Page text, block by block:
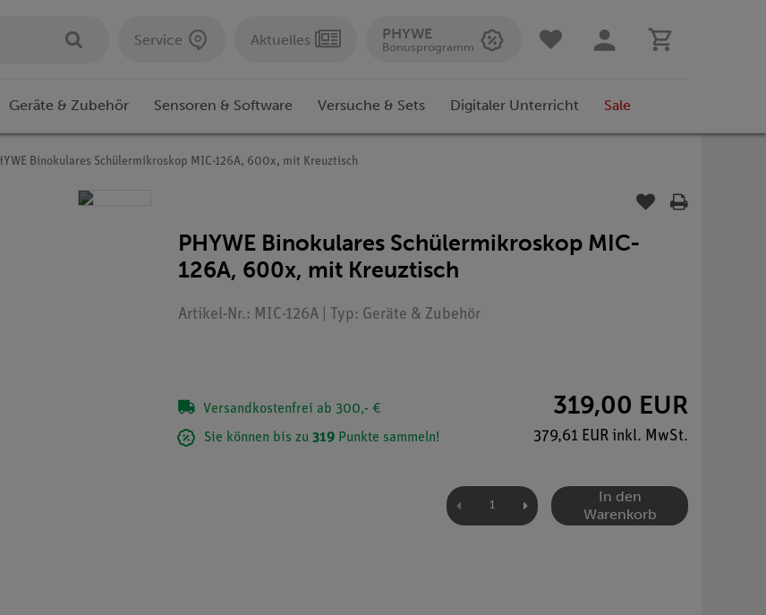
Service Aktuelles PHYWE
Bonusprogramm
Geräte & Zubehör Sensoren & Software Versuche & Sets Digitaler Unterricht Sale
Binokulares Schülermikroskop MIC-126A, 600x, mit Kreuztisch
PHYWE Binokulares Schülermikroskop MIC-
126A, 600x, mit Kreuztisch
Artikel-Nr.: MIC-126A | Typ: Geräte & Zubehör
Versandkostenfrei ab 300,- €
Sie können bis zu 319 Punkte sammeln!
319,00 EUR
379,61 EUR inkl. MwSt.
In den
Warenkorb